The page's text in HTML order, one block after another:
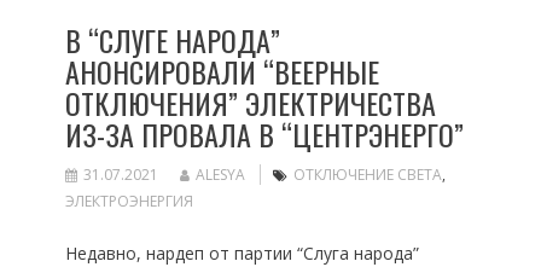
В “СЛУГЕ НАРОДА”
АНОНСИРОВАЛИ “ВЕЕРНЫЕ
ОТКЛЮЧЕНИЯ” ЭЛЕКТРИЧЕСТВА
ИЗ-ЗА ПРОВАЛА В “ЦЕНТРЭНЕРГО”
31.07.2021 ALESYA ОТКЛЮЧЕНИЕ СВЕТА,
ЭЛЕКТРОЭНЕРГИЯ
Недавно, нардеп от партии “Слуга народа”